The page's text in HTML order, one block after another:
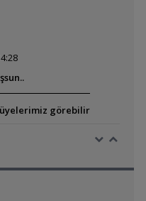
üyelerimiz görebilir